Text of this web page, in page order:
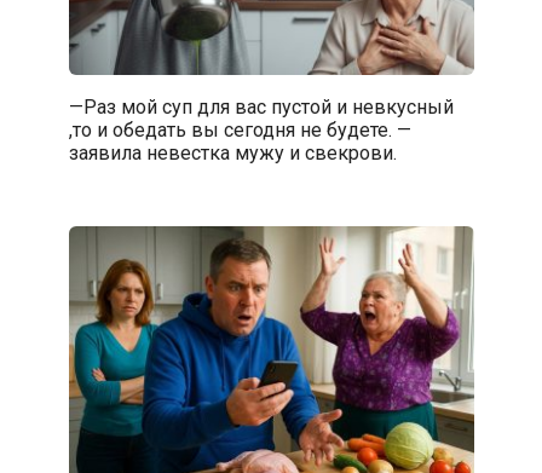
—Раз мой суп для вас пустой и невкусный
,то и обедать вы сегодня не будете. —
заявила невестка мужу и свекрови.